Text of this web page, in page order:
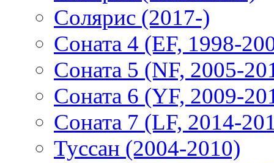
Солярис (2017-)
Соната 4 (EF, 1998-
Соната 5 (NF, 2005-
Соната 6 (YF, 2009-
Соната 7 (LF, 2014-
Туссан (2004-2010)